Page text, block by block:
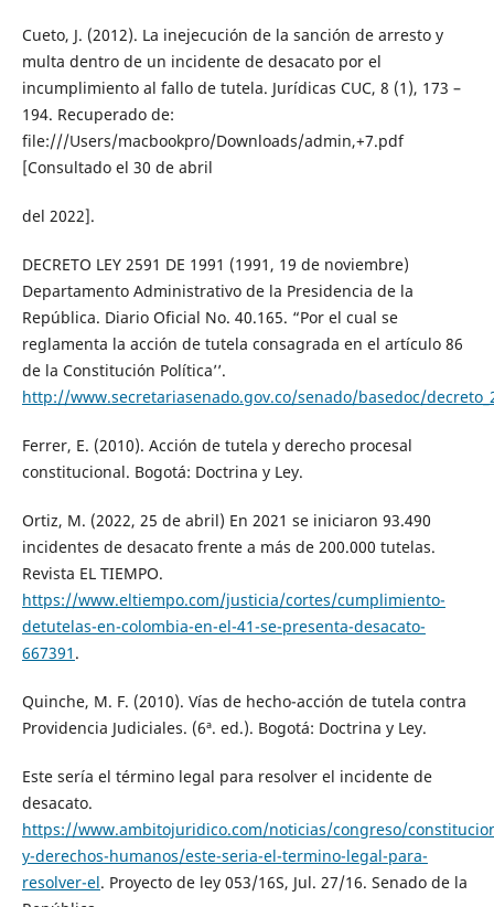
Cueto, J. (2012). La inejecución de la sanción de arresto y
multa dentro de un incidente de desacato por el
incumplimiento al fallo de tutela. Jurídicas CUC, 8 (1), 173 –
194. Recuperado de:
file:///Users/macbookpro/Downloads/admin,+7.pdf
[Consultado el 30 de abril
del 2022].
DECRETO LEY 2591 DE 1991 (1991, 19 de noviembre)
Departamento Administrativo de la Presidencia de la
República. Diario Oficial No. 40.165. “Por el cual se
reglamenta la acción de tutela consagrada en el artículo 86
de la Constitución Política’’.
http://www.secretariasenado.gov.co/senado/basedoc/
Ferrer, E. (2010). Acción de tutela y derecho procesal
constitucional. Bogotá: Doctrina y Ley.
Ortiz, M. (2022, 25 de abril) En 2021 se iniciaron 93.490
incidentes de desacato frente a más de 200.000 tutelas.
Revista EL TIEMPO.
https://www.eltiempo.com/justicia/cortes/cumplimiento-
detutelas-en-colombia-en-el-41-se-presenta-desacato-
667391 .
Quinche, M. F. (2010). Vías de hecho-acción de tutela contra
Providencia Judiciales. (6ª. ed.). Bogotá: Doctrina y Ley.
Este sería el término legal para resolver el incidente de
desacato.
https://www.ambitojuridico.com/noticias/congreso/
y-derechos-humanos/este-seria-el-termino-legal-para-
resolver-el. Proyecto de ley 053/16S, Jul. 27/16. Senado de la